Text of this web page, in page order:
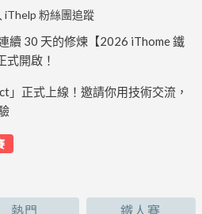
iThelp 粉絲團追蹤
續 30 天的修煉【2026 iThome 鐵
式開啟！
」正式上線！邀請你用技術交流，
熱門 鐵人賽